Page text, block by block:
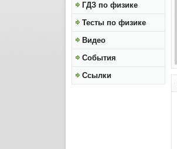
ГДЗ по физике
Тесты по физике
Видео
События
Ссылки